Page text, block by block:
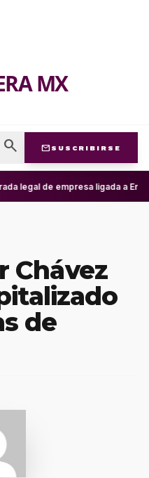
MX
search mail SUSCRIBIRSE
legal de empresa ligada a
Chávez
de